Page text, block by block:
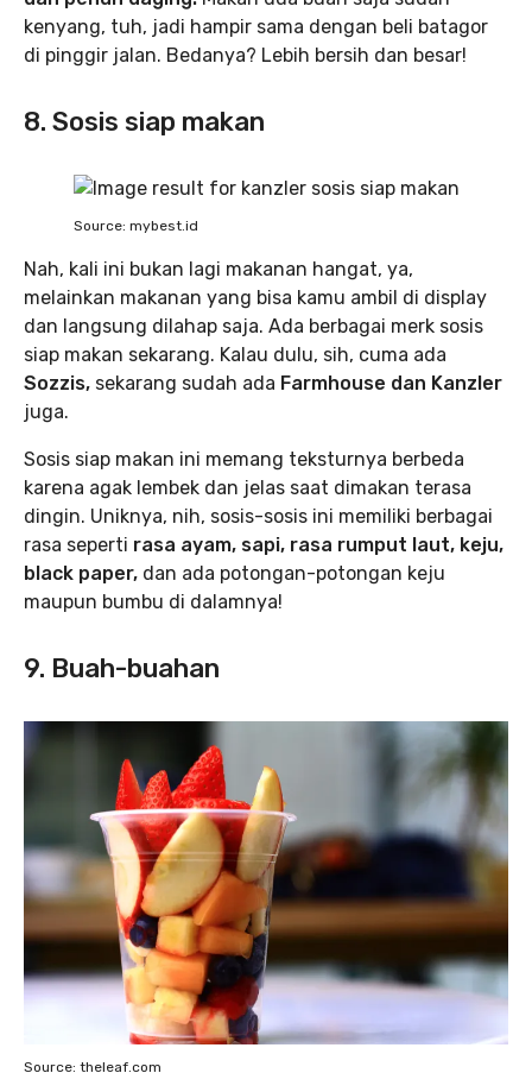
kenyang, tuh, jadi hampir sama dengan beli batagor
di pinggir jalan. Bedanya? Lebih bersih dan besar!
8. Sosis siap makan
Source: mybest.id
Nah, kali ini bukan lagi makanan hangat, ya,
melainkan makanan yang bisa kamu ambil di display
dan langsung dilahap saja. Ada berbagai merk sosis
siap makan sekarang. Kalau dulu, sih, cuma ada
Sozzis, sekarang sudah ada Farmhouse dan Kanzler
juga.
Sosis siap makan ini memang teksturnya berbeda
karena agak lembek dan jelas saat dimakan terasa
dingin. Uniknya, nih, sosis-sosis ini memiliki berbagai
rasa seperti rasa ayam, sapi, rasa rumput laut, keju,
black paper, dan ada potongan-potongan keju
maupun bumbu di dalamnya!
9. Buah-buahan
Source: theleaf.com